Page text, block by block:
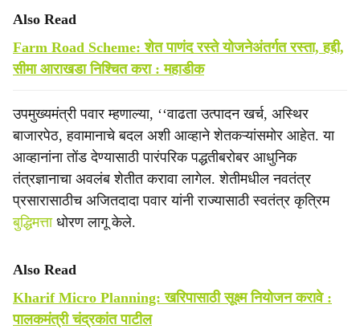
Also Read
Farm Road Scheme: शेत पाणंद रस्ते योजनेअंतर्गत रस्ता, हद्दी,
सीमा आराखडा निश्चित करा : महाडीक
उपमुख्यमंत्री पवार म्हणाल्या, ‘‘वाढता उत्पादन खर्च, अस्थिर
बाजारपेठ, हवामानाचे बदल अशी आव्हाने शेतकऱ्यांसमोर आहेत. या
आव्हानांना तोंड देण्यासाठी पारंपरिक पद्धतीबरोबर आधुनिक
तंत्रज्ञानाचा अवलंब शेतीत करावा लागेल. शेतीमधील नवतंत्र
प्रसारासाठीच अजितदादा पवार यांनी राज्यासाठी स्वतंत्र कृत्रिम
बुद्धिमत्ता धोरण लागू केले.
Also Read
Kharif Micro Planning: खरिपासाठी सूक्ष्म नियोजन करावे :
पालकमंत्री चंद्रकांत पाटील